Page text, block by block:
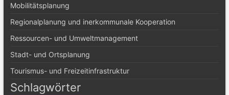
Mobilitätsplanung
Regionalplanung und inerkommunale Kooperation
Ressourcen- und Umweltmanagement
Stadt- und Ortsplanung
Tourismus- und Freizeitinfrastruktur
Schlagwörter